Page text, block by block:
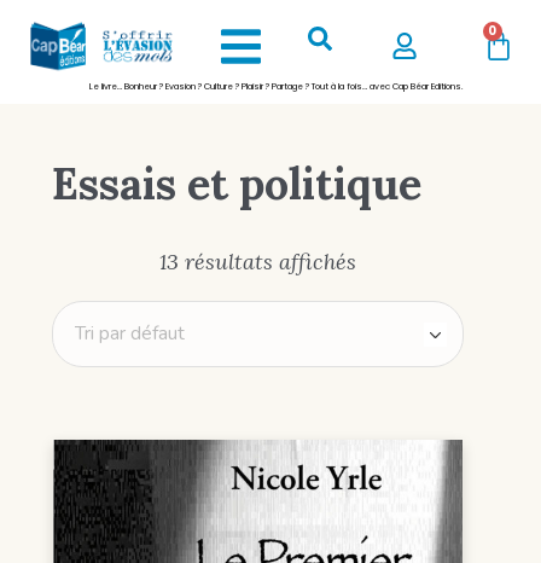
0
Le livre… Bonheur ? Evasion ? Culture ? Plaisir ? Partage ? Tout à la fois… avec Cap Béar Editions.
Essais et politique
13 résultats affichés